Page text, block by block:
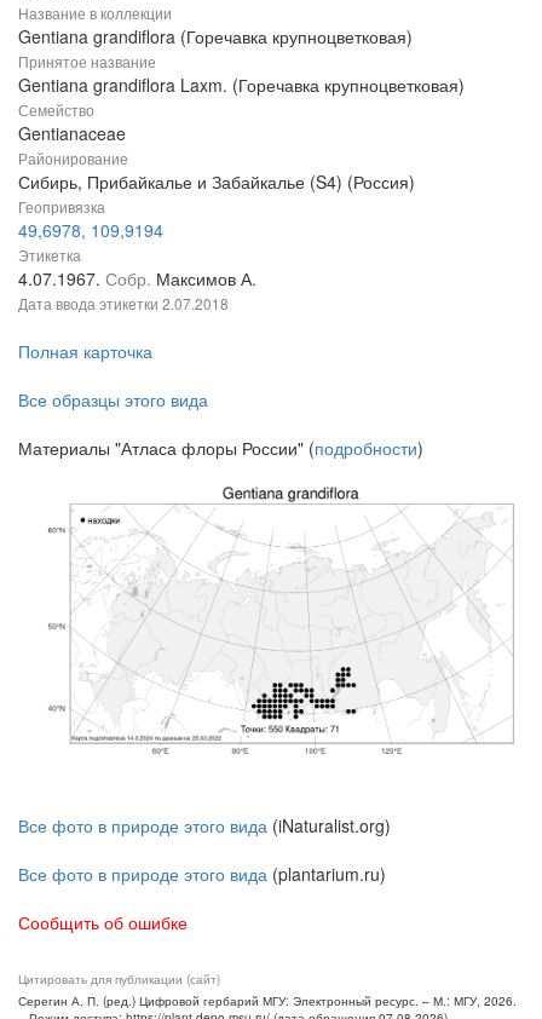
Название в коллекции
Gentiana grandiflora (Горечавка крупноцветковая)
Принятое название
Gentiana grandiflora Laxm. (Горечавка крупноцветковая)
Семейство
Gentianaceae
Районирование
Сибирь, Прибайкалье и Забайкалье (S4) (Россия)
Геопривязка
49,6978, 109,9194
Этикетка
4.07.1967. Собр. Максимов А.
Дата ввода этикетки 2.07.2018
Полная карточка
Все образцы этого вида
Материалы "Атласа флоры России" (подробности)
Все фото в природе этого вида (iNaturalist.org)
Все фото в природе этого вида (plantarium.ru)
Сообщить об ошибке
Цитировать для публикации (сайт)
Серегин А. П. (ред.) Цифровой гербарий МГУ: Электронный ресурс. – М.: МГУ, 2026.